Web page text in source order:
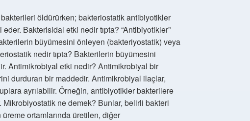
öldürürken; bakteriostatik antibiyotikler
Bakterisidal etki nedir tıpta? “Antibiyotikler”
büyümesini önleyen (bakteriyostatik) veya
nedir tıpta? Bakterilerin büyümesini
Antimikrobiyal etki nedir? Antimikrobiyal bir
durduran bir maddedir. Antimikrobiyal ilaçlar,
ayrılabilir. Örneğin, antibiyotikler bakterilere
Mikrobiyostatik ne demek? Bunlar, belirli bakteri
ortamlarında üretilen, diğer